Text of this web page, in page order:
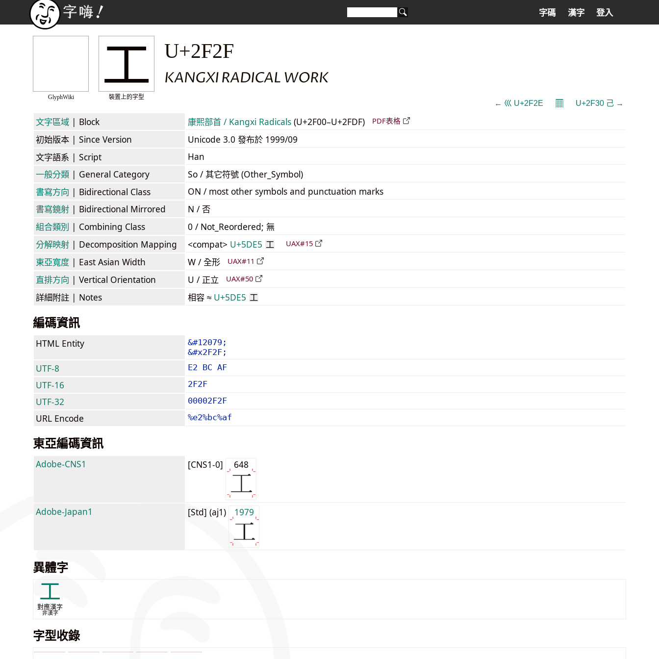
字碼 漢字 登入
GlyphWiki
⼯
裝置上的字型
U+2F2F
KANGXI RADICAL WORK
← ⼮ U+2F2E 𝄜 U+2F30 ⼰ →
文字區域 | Block 康熙部首 / Kangxi Radicals (U+2F00–U+2FDF) PDF表格
初始版本 | Since Version
Unicode 3.0 發布於 1999/09
文字語系 | Script
Han
一般分類 | General Category
So / 其它符號 (Other_Symbol)
書寫方向 | Bidirectional Class
ON / most other symbols and punctuation marks
書寫鏡射 | Bidirectional Mirrored
N / 否
組合類別 | Combining Class
0 / Not_Reordered; 無
分解映射 | Decomposition Mapping <compat> U+5DE5 工 UAX#15
東亞寬度 | East Asian Width W / 全形 UAX#11
直排方向 | Vertical Orientation U / 正立 UAX#50
詳細附註 | Notes 相容 ≈ U+5DE5 工
編碼資訊
HTML Entity
&#12079;
&#x2F2F;
UTF-8 E2 BC AF
UTF-16 2F2F
UTF-32 00002F2F
URL Encode %e2%bc%af
東亞編碼資訊
Adobe-CNS1 [CNS1-0] 648
Adobe-Japan1 [Std] (aj1) 1979
異體字
工
對應漢字
非漢字
字型收錄